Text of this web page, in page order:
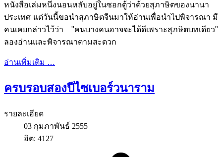
หนังสือเล่มหนึ่งนอนหลับอยู่ในซอกตู้ว่าด้วยสุภาษิตของนานา
ประเทศ แต่วันนี้ขอนำสุภาษิตจีนมาให้อ่านเพื่อนำไปพิจารณา มี
คนเคยกล่าวไว้ว่า "คนบางคนอาจจะได้ดีเพราะสุภษิตบทเดียว"
ลองอ่านและพิจารณาตามสะดวก
อ่านเพิ่มเติม …
ครบรอบสองปีไซเบอร์วนาราม
รายละเอียด
03 กุมภาพันธ์ 2555
ฮิต: 4127